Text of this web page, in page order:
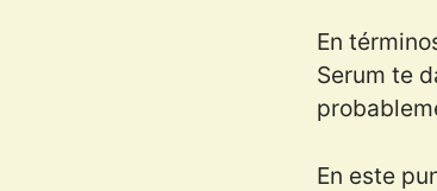
En
Serum te
En este